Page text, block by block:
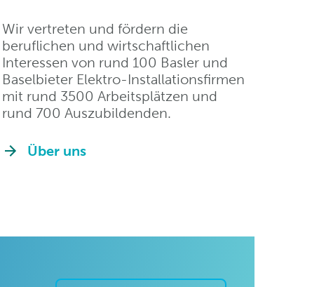
Wir vertreten und fördern die
beruflichen und wirtschaftlichen
Interessen von rund 100 Basler und
Baselbieter Elektro-Installationsfirmen
mit rund 3500 Arbeitsplätzen und
rund 700 Auszubildenden.
Über uns